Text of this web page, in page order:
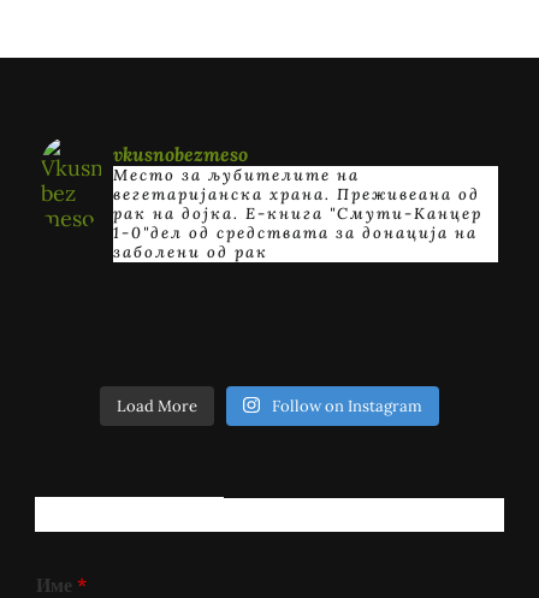
vkusnobezmeso
Место за љубителите на
вегетаријанска храна. Преживеана од
рак на дојка. E-книга "Смути-Канцер
1-0"дел од средствата за донација на
заболени од рак
Load More Follow on Instagram
Име *